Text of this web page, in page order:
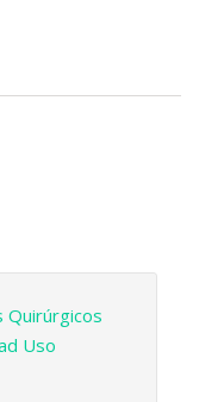
Quirúrgicos
Uso